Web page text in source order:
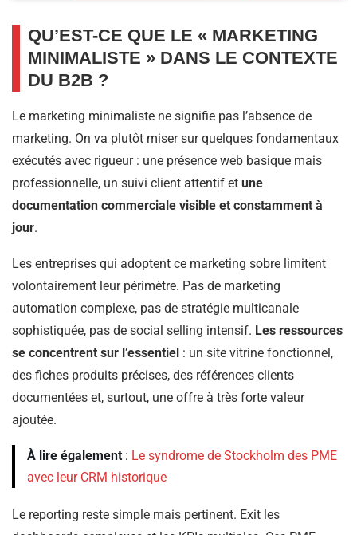
QU’EST-CE QUE LE « MARKETING
MINIMALISTE » DANS LE CONTEXTE
DU B2B ?
Le marketing minimaliste ne signifie pas l’absence de
marketing. On va plutôt miser sur quelques fondamentaux
exécutés avec rigueur : une présence web basique mais
professionnelle, un suivi client attentif et une
documentation commerciale visible et constamment à
jour.
Les entreprises qui adoptent ce marketing sobre limitent
volontairement leur périmètre. Pas de marketing
automation complexe, pas de stratégie multicanale
sophistiquée, pas de social selling intensif. Les ressources
se concentrent sur l’essentiel : un site vitrine fonctionnel,
des fiches produits précises, des références clients
documentées et, surtout, une offre à très forte valeur
ajoutée.
À lire également : Le syndrome de Stockholm des PME
avec leur CRM historique
Le reporting reste simple mais pertinent. Exit les